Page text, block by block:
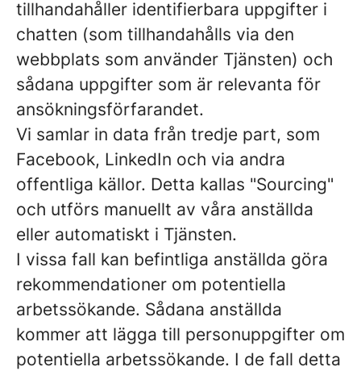
tillhandahåller identifierbara uppgifter i
chatten (som tillhandahålls via den
webbplats som använder Tjänsten) och
sådana uppgifter som är relevanta för
ansökningsförfarandet.
Vi samlar in data från tredje part, som
Facebook, LinkedIn och via andra
offentliga källor. Detta kallas "Sourcing"
och utförs manuellt av våra anställda
eller automatiskt i Tjänsten.
I vissa fall kan befintliga anställda göra
rekommendationer om potentiella
arbetssökande. Sådana anställda
kommer att lägga till personuppgifter om
potentiella arbetssökande. I de fall detta